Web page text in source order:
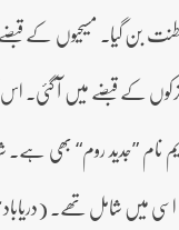
قبضے میں آ گئی۔ اس
نام ”جدید روم“ بھی
میں شامل تھے۔